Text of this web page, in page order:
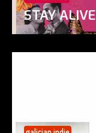
STAY ALIVE